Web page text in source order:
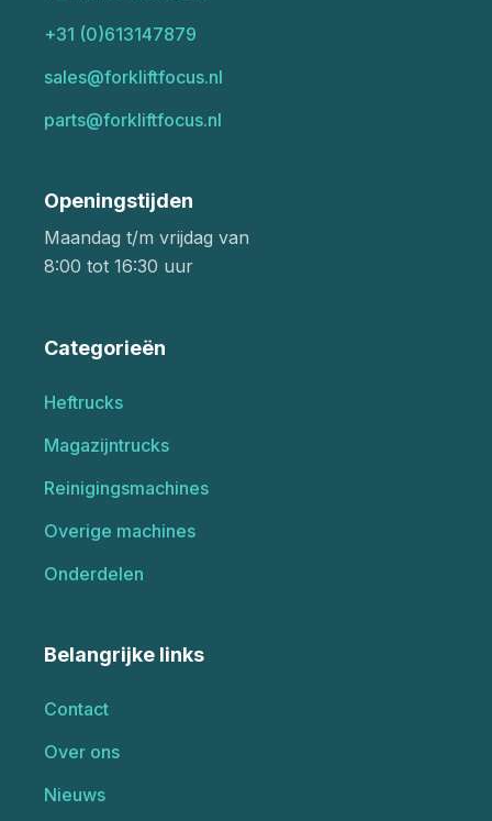
+31 (0)613147879
sales@forkliftfocus.nl
parts@forkliftfocus.nl
Openingstijden
Maandag t/m vrijdag van
8:00 tot 16:30 uur
Categorieën
Heftrucks
Magazijntrucks
Reinigingsmachines
Overige machines
Onderdelen
Belangrijke links
Contact
Over ons
Nieuws